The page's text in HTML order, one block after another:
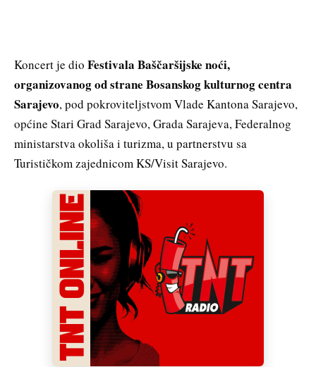
Koncert je dio Festivala Baščaršijske noći,
organizovanog od strane Bosanskog kulturnog centra
Sarajevo, pod pokroviteljstvom Vlade Kantona Sarajevo,
općine Stari Grad Sarajevo, Grada Sarajeva, Federalnog
ministarstva okoliša i turizma, u partnerstvu sa
Turističkom zajednicom KS/Visit Sarajevo.